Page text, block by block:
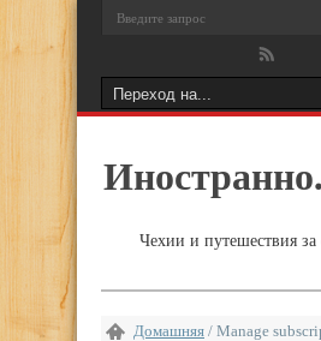
Чехии и путешествия за
Домашняя / Manage